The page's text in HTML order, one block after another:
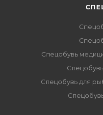
Спецобувь
Спецобувь для